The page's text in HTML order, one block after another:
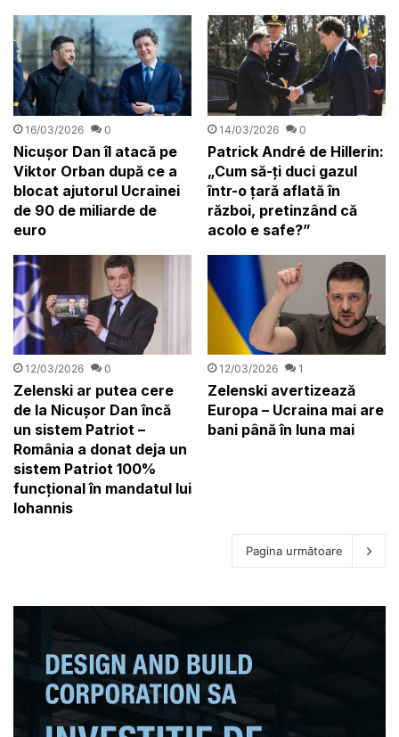
16/03/2026 0
Nicușor Dan îl atacă pe
Viktor Orban după ce a
blocat ajutorul Ucrainei
de 90 de miliarde de
euro
14/03/2026 0
Patrick André de Hillerin:
„Cum să-ți duci gazul
într-o țară aflată în
război, pretinzând că
acolo e safe?”
12/03/2026 0
Zelenski ar putea cere
de la Nicușor Dan încă
un sistem Patriot –
România a donat deja un
sistem Patriot 100%
funcțional în mandatul lui
Iohannis
12/03/2026 1
Zelenski avertizează
Europa – Ucraina mai are
bani până în luna mai
Pagina următoare